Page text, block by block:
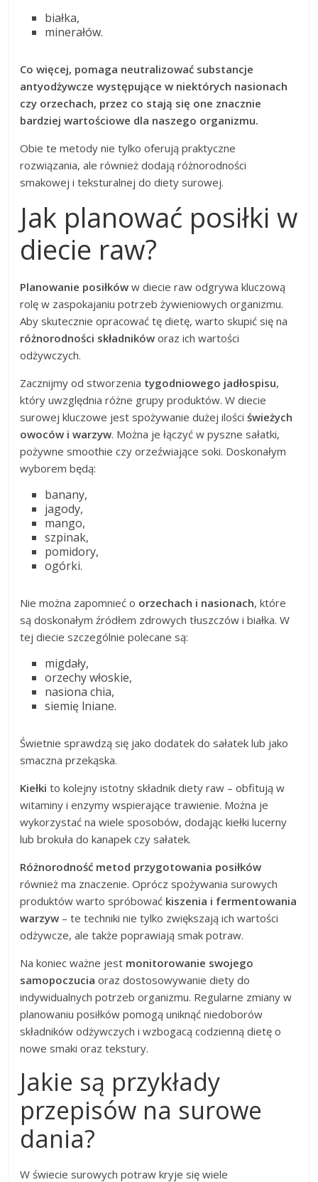
białka,
minerałów.
Co więcej, pomaga neutralizować substancje
antyodżywcze występujące w niektórych nasionach
czy orzechach, przez co stają się one znacznie
bardziej wartościowe dla naszego organizmu.
Obie te metody nie tylko oferują praktyczne
rozwiązania, ale również dodają różnorodności
smakowej i teksturalnej do diety surowej.
Jak planować posiłki w
diecie raw?
Planowanie posiłków w diecie raw odgrywa kluczową
rolę w zaspokajaniu potrzeb żywieniowych organizmu.
Aby skutecznie opracować tę dietę, warto skupić się na
różnorodności składników oraz ich wartości
odżywczych.
Zacznijmy od stworzenia tygodniowego jadłospisu,
który uwzględnia różne grupy produktów. W diecie
surowej kluczowe jest spożywanie dużej ilościświeżych
owoców i warzyw. Można je łączyć w pyszne sałatki,
pożywne smoothie czy orzeźwiające soki. Doskonałym
wyborem będą:
banany,
jagody,
mango,
szpinak,
pomidory,
ogórki.
Nie można zapomnieć o orzechach i nasionach, które
są doskonałym źródłem zdrowych tłuszczów i białka. W
tej diecie szczególnie polecane są:
migdały,
orzechy włoskie,
nasiona chia,
siemię lniane.
Świetnie sprawdzą się jako dodatek do sałatek lub jako
smaczna przekąska.
Kiełki to kolejny istotny składnik diety raw – obfitują w
witaminy i enzymy wspierające trawienie. Można je
wykorzystać na wiele sposobów, dodając kiełki lucerny
lub brokuła do kanapek czy sałatek.
Różnorodność metod przygotowania posiłków
również ma znaczenie. Oprócz spożywania surowych
produktów warto spróbować kiszenia i fermentowania
warzyw – te techniki nie tylko zwiększają ich wartości
odżywcze, ale także poprawiają smak potraw.
Na koniec ważne jest monitorowanie swojego
samopoczucia oraz dostosowywanie diety do
indywidualnych potrzeb organizmu. Regularne zmiany w
planowaniu posiłków pomogą uniknąć niedoborów
składników odżywczych i wzbogacą codzienną dietę o
nowe smaki oraz tekstury.
Jakie są przykłady
przepisów na surowe
dania?
W świecie surowych potraw kryje się wiele